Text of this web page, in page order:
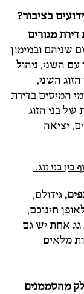
בציבור?
מגורים
שניהם ובמימון
השני, ניהול
השני,
המיסים בדירת
של בני הזוג
יציאה
בין בני זוג.
גידולם,
חינוכם,
גג אחת יש גם
מלאים
מהסממנים